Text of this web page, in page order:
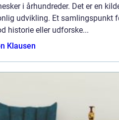
i århundreder. Det er en
udvikling. Et samlingspunkt
historie eller udforske...
Klausen